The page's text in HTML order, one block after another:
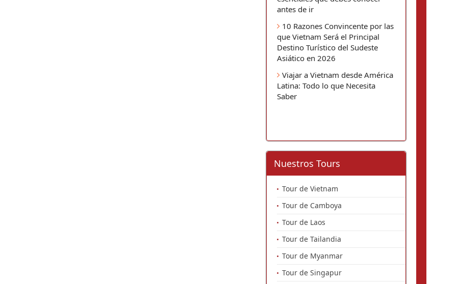
antes de ir
10 Razones Convincente por las
que Vietnam Será el Principal
Destino Turístico del Sudeste
Asiático en 2026
Viajar a Vietnam desde América
Latina: Todo lo que Necesita
Saber
Nuestros Tours
Tour de Vietnam
Tour de Camboya
Tour de Laos
Tour de Tailandia
Tour de Myanmar
Tour de Singapur